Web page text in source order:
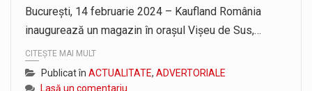
București, 14 februarie 2024 – Kaufland România
inaugurează un magazin în orașul Vișeu de Sus,…
CITEȘTE MAI MULT
Publicat în ACTUALITATE, ADVERTORIALE
Lasă un comentariu